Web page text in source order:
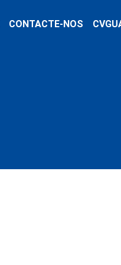
CONTACTE-NOS